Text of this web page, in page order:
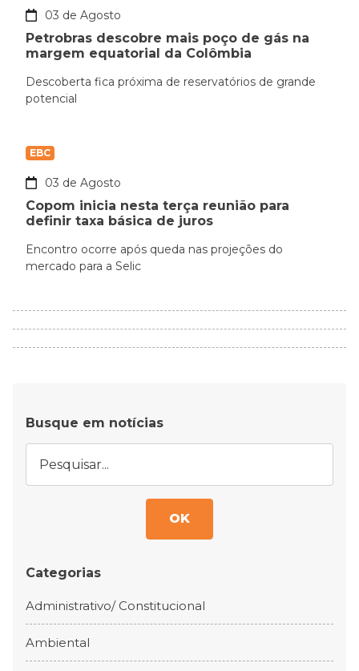
03 de Agosto
Petrobras descobre mais poço de gás na
margem equatorial da Colômbia
Descoberta fica próxima de reservatórios de grande
potencial
EBC
03 de Agosto
Copom inicia nesta terça reunião para
definir taxa básica de juros
Encontro ocorre após queda nas projeções do
mercado para a Selic
Busque em notícias
OK
Categorias
Administrativo/ Constitucional
Ambiental